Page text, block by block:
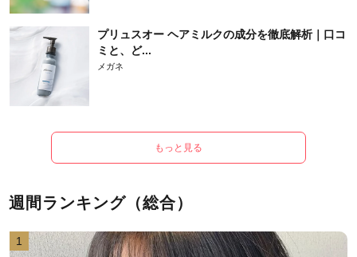
プリュスオー ヘアミルクの成分を徹底解析｜口コ
ミと、ど...
メガネ
もっと見る
週間ランキング（総合）
1